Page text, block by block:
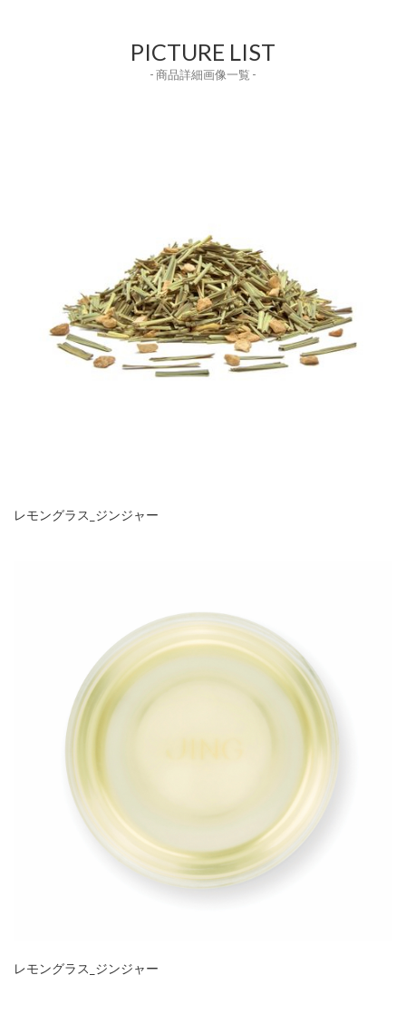
PICTURE LIST
- 商品詳細画像一覧 -
レモングラス_ジンジャー
レモングラス_ジンジャー